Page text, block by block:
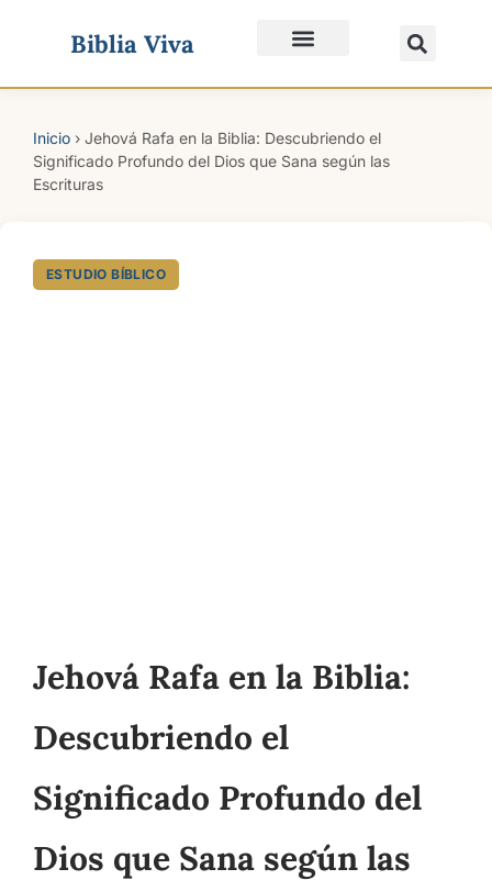
Biblia Viva
Inicio › Jehová Rafa en la Biblia: Descubriendo el
Significado Profundo del Dios que Sana según las
Escrituras
ESTUDIO BÍBLICO
Jehová Rafa en la Biblia:
Descubriendo el
Significado Profundo del
Dios que Sana según las